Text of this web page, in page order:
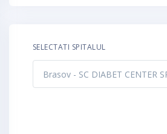
SELECTATI SPITALUL